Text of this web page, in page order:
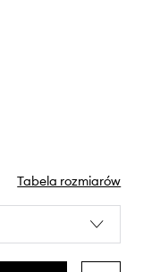
Tabela rozmiarów